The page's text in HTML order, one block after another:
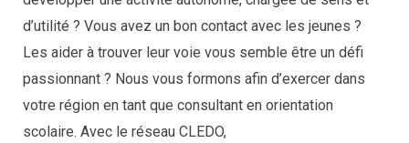
d’utilité ? Vous avez un bon contact avec les jeunes ?
Les aider à trouver leur voie vous semble être un défi
passionnant ? Nous vous formons afin d’exercer dans
votre région en tant que consultant en orientation
scolaire. Avec le réseau CLEDO,